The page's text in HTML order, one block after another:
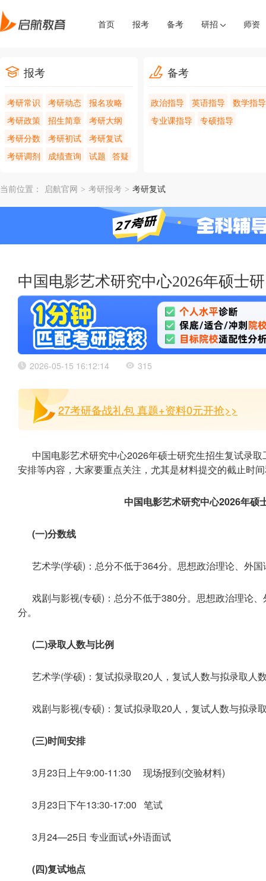
首页 报考 备考 研招 师资
报考
考研常识 考研动态
报名攻略
考研政策
招生简章
考研大纲
考研分数
考研初试
考研复试
考研调剂
成绩查询 试题 答疑
备考
政治指导 英语指导
数学指导
专业课指导
专硕指导
当前位置： 启航官网 > 考研报考 > 考研复试
中国电影艺术研究中心2026年硕士
2026-05-15 16:12:14 315
27考研备战礼包 真题+资料0元开抢>>
中国电影艺术研究中心2026年硕士研究生招生复试录
安排等内容，大家要重点关注，尤其是材料提交的截止时
中国电影艺术研究中心2026年硕
(一)分数线
艺术学(学硕)：总分不低于364分。思想政治理论、外
戏剧与影视(专硕)：总分不低于380分。思想政治理论
分。
(二)录取人数与比例
艺术学(学硕)：复试拟录取20人，复试人数与拟录取人
戏剧与影视(专硕)：复试拟录取20人，复试人数与拟录
(三)时间安排
3月23日上午9:00-11:30 现场报到(交验材料)
3月23日下午13:30-17:00 笔试
3月24—25日 专业面试+外语面试
(四)复试地点